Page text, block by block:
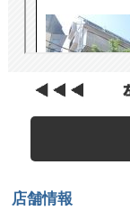
店舗情報